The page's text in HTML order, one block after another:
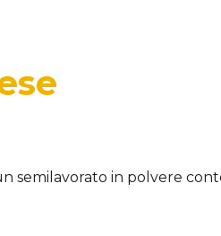
semilavorato in polvere